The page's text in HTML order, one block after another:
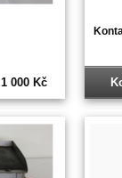
1 000 Kč